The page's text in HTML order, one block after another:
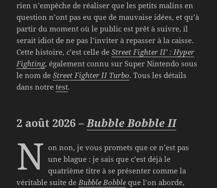
rien n’empêche de réaliser que les petits malins en
question n’ont pas eu que de mauvaise idées, et qu’à
partir du moment où le public est prêt à suivre, il
serait idiot de ne pas l’inviter à repasser à la caisse.
Cette histoire, c’est celle deStreet Fighter II’ : Hyper
Fighting, également connu sur Super Nintendo sous
le nom deStreet Fighter II Turbo. Tous les détails
dans notretest.
2 août 2026 –Bubble Bobble II
N on non, je vous promets que ce n’est pas
une blague : je sais que c’est déjà le
quatrième titre à se présenter comme la
véritable suite deBubble Bobble que l’on aborde,